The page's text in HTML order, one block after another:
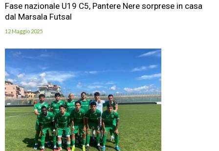
Fase nazionale U19 C5, Pantere Nere sorprese in casa
dal Marsala Futsal
12 Maggio 2025